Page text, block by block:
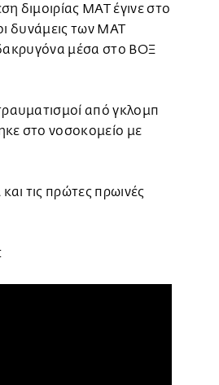
διμοιρίας ΜΑΤ έγινε στο
δυνάμεις των ΜΑΤ
μέσα στο ΒΟΞ
από γκλομπ
στο νοσοκομείο με
τις πρώτες πρωινές